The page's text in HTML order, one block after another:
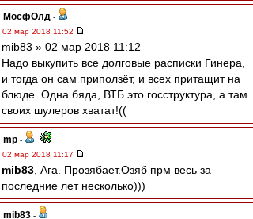
МосфОлд -
02 мар 2018 11:52
mib83 » 02 мар 2018 11:12
Надо выкупить все долговые расписки Гинера,
и тогда он сам приползёт, и всех притащит на
блюде. Одна бяда, ВТБ это госструктура, а там
своих шулеров хватат!((
mp -
02 мар 2018 11:17
mib83 , Ага. Прозябает.Озяб прм весь за
последние лет несколько)))
mib83 -